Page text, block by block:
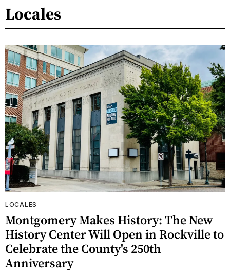
Locales
LOCALES
Montgomery Makes History: The New
History Center Will Open in Rockville to
Celebrate the County's 250th
Anniversary